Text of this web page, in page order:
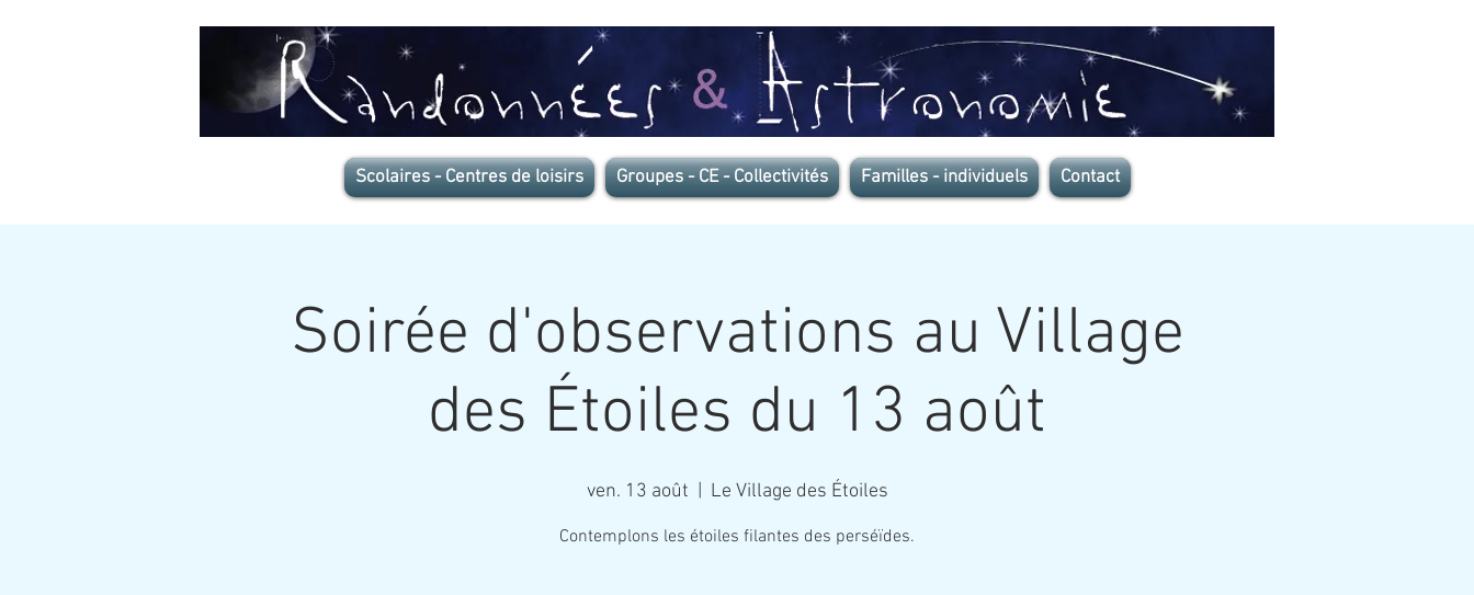
Scolaires - Centres de loisirs Groupes - CE - Collectivités Familles - individuels Contact
Soirée d'observations au Village
des Étoiles du 13 août
ven. 13 août Le Village des Étoiles
Contemplons les étoiles filantes des perséïdes.